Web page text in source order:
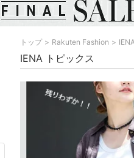
トップ Rakuten Fashion
IENA トピックス